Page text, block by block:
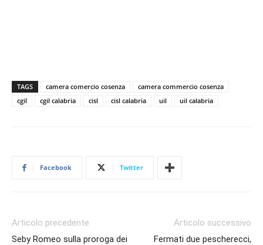
TAGS camera comercio cosenza
camera commercio cosenza
cgil
cgil calabria cisl cisl calabria uil uil calabria
Facebook Twitter
Articolo precedente
Seby Romeo sulla proroga dei
Articolo successivo
Fermati due pescherecci,